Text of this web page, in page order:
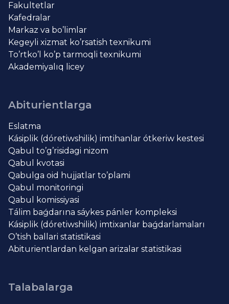
Fakultetlar
Kafedralar
Markaz va bo’limlar
Kegeyli xizmat ko’rsatish texnikumi
To’rtko’l ko’p tarmoqli texnikumi
Akademiyalıq licey
Abiturientlarga
Eslatma
Kásiplik (dóretiwshilik) imtihanlar ótkeriw kestesi
Qabul to’g’risidagi nizom
Qabul kvotasi
Qabulga oid hujjatlar to’plami
Qabul monitoringi
Qabul komissiyasi
Tálim baǵdarına sáykes pánler kompleksi
Kásiplik (dóretiwshilik) imtixanlar baǵdarlamaları
O’tish ballari statistikasi
Abiturientlardan kelgan arizalar statistikasi
Talabalarga